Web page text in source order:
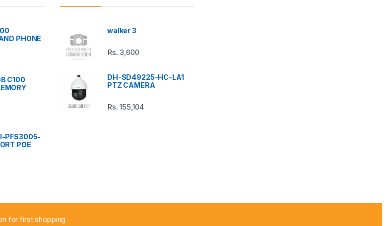
PHONE
C100
PFS3005-
POE
walker 3
Rs. 3,600
DH-SD49225-HC-LA1
PTZ CAMERA
Rs.155,104
for first shopping